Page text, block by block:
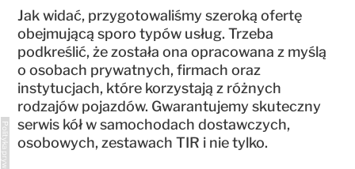
Jak widać, przygotowaliśmy szeroką ofertę
obejmującą sporo typów usług. Trzeba
podkreślić, że została ona opracowana z myślą
o osobach prywatnych, firmach oraz
instytucjach, które korzystają z różnych
rodzajów pojazdów. Gwarantujemy skuteczny
serwis kół w samochodach dostawczych,
osobowych, zestawach TIR i nie tylko.